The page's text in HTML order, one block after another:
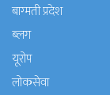
बाग्मती प्रदेश
ब्लग
यूरोप
लोकसेवा